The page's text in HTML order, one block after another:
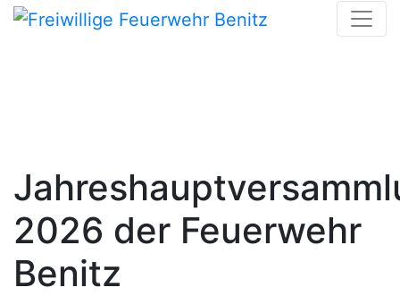
Skip
2026 der Feuerwehr
Benitz